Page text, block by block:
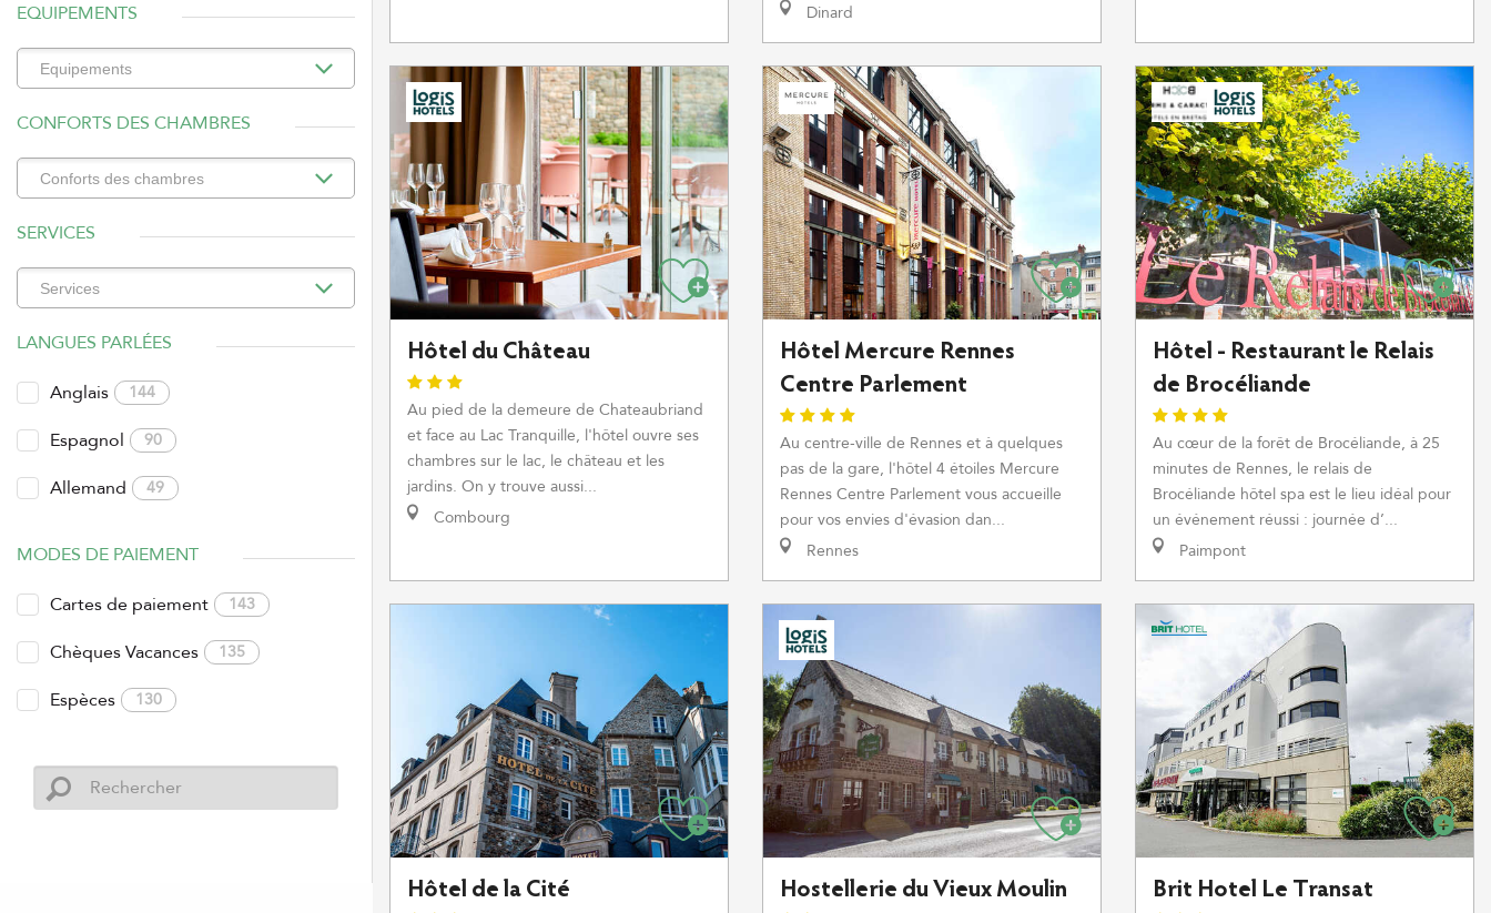
EQUIPEMENTS
CONFORTS DES CHAMBRES
SERVICES
LANGUES PARLÉES
Anglais 144
Espagnol 90
Allemand 49
MODES DE PAIEMENT
Cartes de paiement 143
Chèques Vacances 135
Espèces 130
Dinard
Hôtel du Château
Au pied de la demeure de Chateaubriand
et face au Lac Tranquille, l'hôtel ouvre ses
chambres sur le lac, le château et les
jardins. On y trouve aussi...
Combourg
Hôtel Mercure Rennes
Centre Parlement
Au centre-ville de Rennes et à quelques
pas de la gare, l'hôtel 4 étoiles Mercure
Rennes Centre Parlement vous accueille
pour vos envies d'évasion dan...
Rennes
Hôtel - Restaurant le Relais
de Brocéliande
Au cœur de la forêt de Brocéliande, à 25
minutes de Rennes, le relais de
Brocéliande hôtel spa est le lieu idéal pour
un événement réussi : journée d’...
Paimpont
Hôtel de la Cité Hostellerie du Vieux Moulin Brit Hotel Le Transat